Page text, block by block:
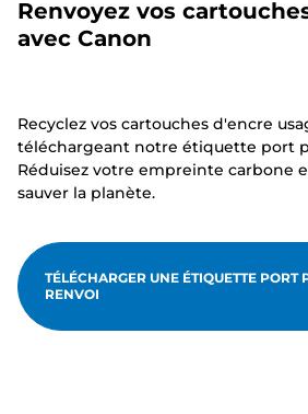
Renvoyez vos
avec Canon
Recyclez vos cartouches d'encre
téléchargeant notre étiquette port
Réduisez votre empreinte carbone
sauver la planète.
TÉLÉCHARGER UNE ÉTIQUETTE PORT
RENVOI